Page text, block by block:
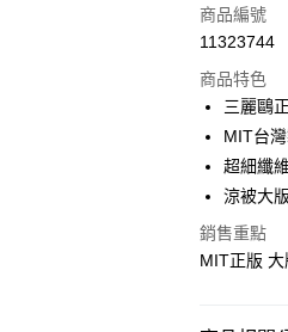
信用卡一次
LINE Pay
Apple Pay
街口支付
悠遊付
商品編號
11323744
商品特色
三麗鷗
MIT台
超細纖
涼被大
銷售重點
MIT正版